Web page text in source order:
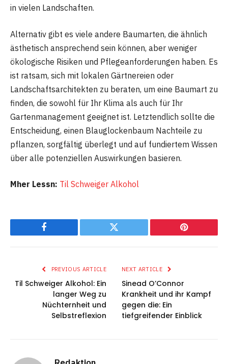
in vielen Landschaften.
Alternativ gibt es viele andere Baumarten, die ähnlich
ästhetisch ansprechend sein können, aber weniger
ökologische Risiken und Pflegeanforderungen haben. Es
ist ratsam, sich mit lokalen Gärtnereien oder
Landschaftsarchitekten zu beraten, um eine Baumart zu
finden, die sowohl für Ihr Klima als auch für Ihr
Gartenmanagement geeignet ist. Letztendlich sollte die
Entscheidung, einen Blauglockenbaum Nachteile zu
pflanzen, sorgfältig überlegt und auf fundiertem Wissen
über alle potenziellen Auswirkungen basieren.
Mher Lessn: Til Schweiger Alkohol
Facebook Twitter Pinterest
PREVIOUS ARTICLE
Til Schweiger Alkohol: Ein
langer Weg zu
Nüchternheit und
Selbstreflexion
NEXT ARTICLE
Sinead O’Connor
Krankheit und ihr Kampf
gegen die: Ein
tiefgreifender Einblick